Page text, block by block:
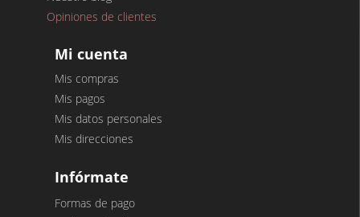
Opiniones de clientes
Mi cuenta
Mis compras
Mis pagos
Mis datos personales
Mis direcciones
Infórmate
Formas de pago